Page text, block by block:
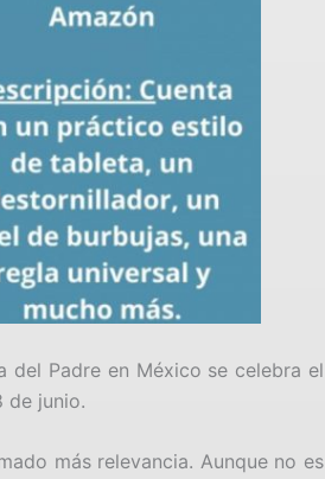
del Padre en México se celebra el
de junio.
más relevancia. Aunque no es